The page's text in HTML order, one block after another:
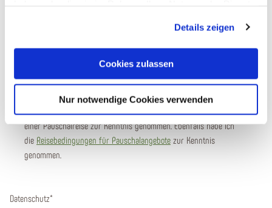
Cookies, wenn Sie unsere Webseite weiterhin nutzen.
Details zeigen
Cookies zulassen
Nur notwendige Cookies verwenden
Bitte bestätigen Sie, dass Sie die folgenden Informationen zur Kenntnis
Acrobat Reader, den Sie hier kostenlos herunterladen*
Ja, ich habe dasFormblattzur Unterrichtung des Reisenden bei
einer Pauschalreise zur Kenntnis genommen. Ebenfalls habe ich
die Reisebedingungen für Pauschalangebote zur Kenntnis
genommen.
Datenschutz*